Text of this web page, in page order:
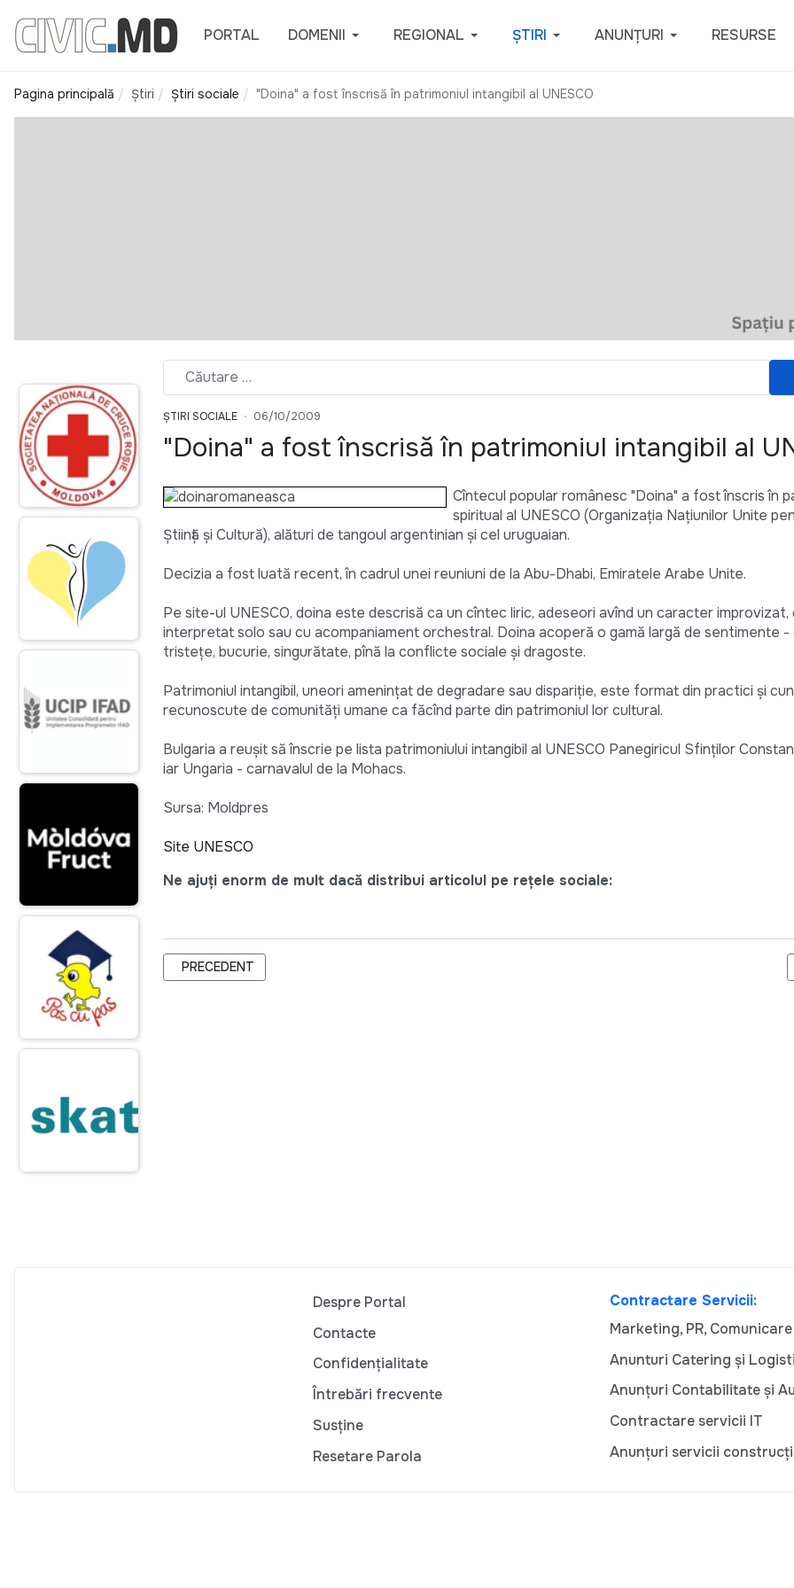
PORTAL DOMENII REGIONAL ȘTIRI ANUNȚURI RESURSE
Pagina principală Știri Știri sociale "Doina" a fost înscrisă în patrimoniul intangibil al UNESCO
ȘTIRI SOCIALE 06/10/2009
"Doina" a fost înscrisă în patrimoniul intangibil al
Cîntecul popular românesc "Doina" a fost înscris în
spiritual al UNESCO (Organizaţia Naţiunilor Unite
Ştiinţă şi Cultură), alături de tangoul argentinian şi cel uruguaian.
Decizia a fost luată recent, în cadrul unei reuniuni de la Abu-Dhabi, Emiratele Arabe Unite.
Pe site-ul UNESCO, doina este descrisă ca un cîntec liric, adeseori avînd un caracter
interpretat solo sau cu acompaniament orchestral. Doina acoperă o gamă largă de sentimente -
tristeţe, bucurie, singurătate, pînă la conflicte sociale şi dragoste.
Patrimoniul intangibil, uneori ameninţat de degradare sau dispariţie, este format din practici şi
recunoscute de comunităţi umane ca făcînd parte din patrimoniul lor cultural.
Bulgaria a reuşit să înscrie pe lista patrimoniului intangibil al UNESCO Panegiricul Sfinţilor
iar Ungaria - carnavalul de la Mohacs.
Sursa: Moldpres
Site UNESCO
Ne ajuți enorm de mult dacă distribui articolul pe rețele sociale:
ARTICOL PRECEDENT: ONG-URILE RECOMANDA CONDUCERII MOLDOVEI SA SIMPLIFICE PROCEDURA
PRECEDENT
Despre Portal
Contacte
Confidențialitate
Întrebări frecvente
Susține
Resetare Parola
Contractare Servicii:
Marketing, PR, Comunicare
Anunturi Catering și
Anunțuri Contabilitate și
Contractare servicii IT
Anunțuri servicii